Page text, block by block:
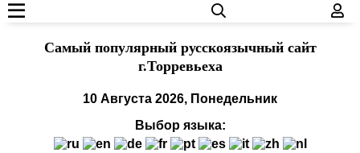
Cамый популярный русскоязычный сайт
г.Торревьеха
10 Августа 2026, Понедельник
Выбор языка: